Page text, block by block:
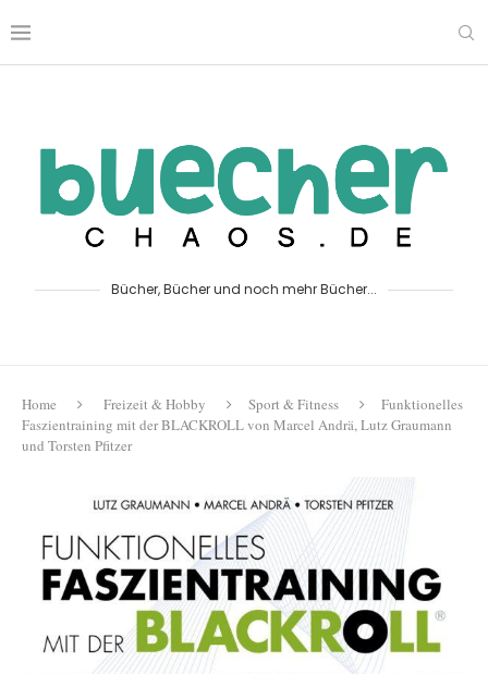
Bücher, Bücher und noch mehr Bücher...
Home Freizeit & Hobby Sport & Fitness
Funktionelles
Faszientraining mit der BLACKROLL von Marcel Andrä, Lutz Graumann
und Torsten Pfitzer